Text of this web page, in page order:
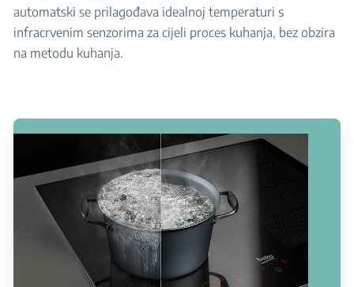
automatski se prilagođava idealnoj temperaturi s
infracrvenim senzorima za cijeli proces kuhanja, bez obzira
na metodu kuhanja.